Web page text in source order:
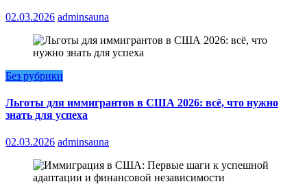
02.03.2026 adminsauna
Без рубрики
Льготы для иммигрантов в США 2026: всё, что нужно
знать для успеха
02.03.2026 adminsauna